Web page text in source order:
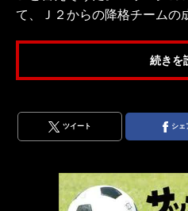
て、Ｊ２からの降格チームの
続きを
ツイート シェ